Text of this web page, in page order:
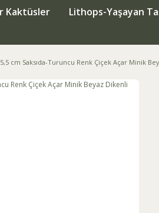
Kaktüsler Lithops-Yaşayan
cm Saksıda-Turuncu Renk Çiçek Açar Minik